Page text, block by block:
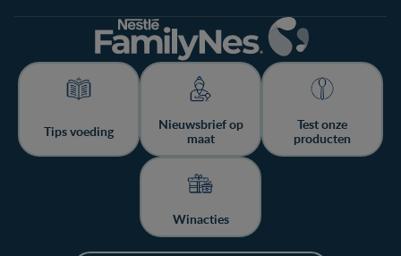
Tips voeding
Nieuwsbrief op
maat
Test onze
producten
Winacties